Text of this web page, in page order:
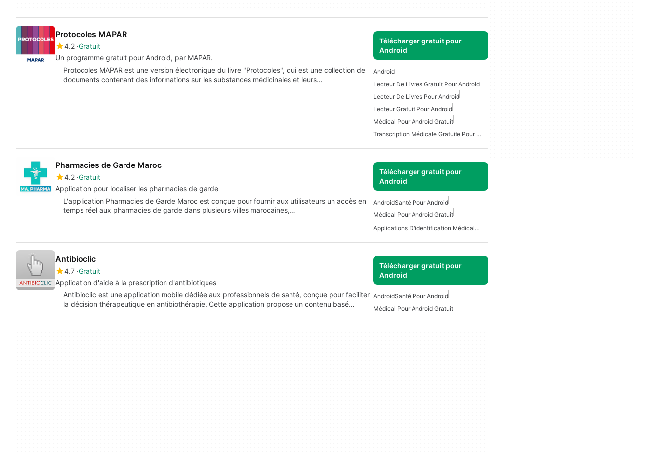
Protocoles MAPAR
4.2 Gratuit
Un programme gratuit pour Android, par MAPAR.
Télécharger gratuit pour
Android
Protocoles MAPAR est une version électronique du livre "Protocoles", qui est une collection de
documents contenant des informations sur les substances médicinales et leurs…
Android
Lecteur De Livres Gratuit Pour Android
Lecteur De Livres Pour Android
Lecteur Gratuit Pour Android
Médical Pour Android Gratuit
Transcription Médicale Gratuite Pour Android
Pharmacies de Garde Maroc
4.2 Gratuit
Application pour localiser les pharmacies de garde
Télécharger gratuit pour
Android
L'application Pharmacies de Garde Maroc est conçue pour fournir aux utilisateurs un accès en
temps réel aux pharmacies de garde dans plusieurs villes marocaines,…
AndroidSanté Pour Android
Médical Pour Android Gratuit
Applications D'identification Médicale Pour Android
Antibioclic
4.7 Gratuit
Application d'aide à la prescription d'antibiotiques
Télécharger gratuit pour
Android
Antibioclic est une application mobile dédiée aux professionnels de santé, conçue pour faciliter
la décision thérapeutique en antibiothérapie. Cette application propose un contenu basé…
AndroidSanté Pour Android
Médical Pour Android Gratuit